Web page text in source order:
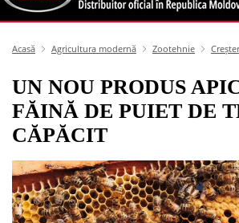
Acasă Agricultura modernă Zootehnie
UN NOU PRODUS
FĂINĂ DE PUIET DE
CĂPĂCIT